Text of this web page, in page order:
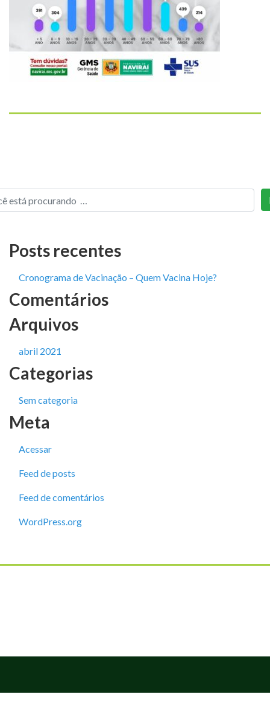
Posts recentes
Cronograma de Vacinação – Quem Vacina Hoje?
Comentários
Arquivos
abril 2021
Categorias
Sem categoria
Meta
Acessar
Feed de posts
Feed de comentários
WordPress.org